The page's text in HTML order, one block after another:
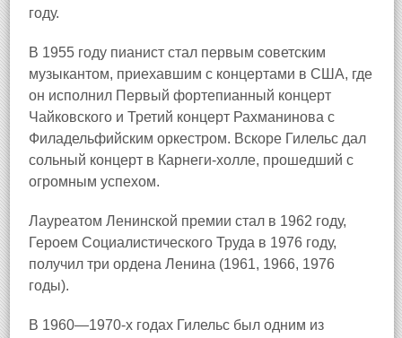
году.
В 1955 году пианист стал первым советским
музыкантом, приехавшим с концертами в США, где
он исполнил Первый фортепианный концерт
Чайковского и Третий концерт Рахманинова с
Филадельфийским оркестром. Вскоре Гилельс дал
сольный концерт в Карнеги-холле, прошедший с
огромным успехом.
Лауреатом Ленинской премии стал в 1962 году,
Героем Социалистического Труда в 1976 году,
получил три ордена Ленина (1961, 1966, 1976
годы).
В 1960—1970-х годах Гилельс был одним из